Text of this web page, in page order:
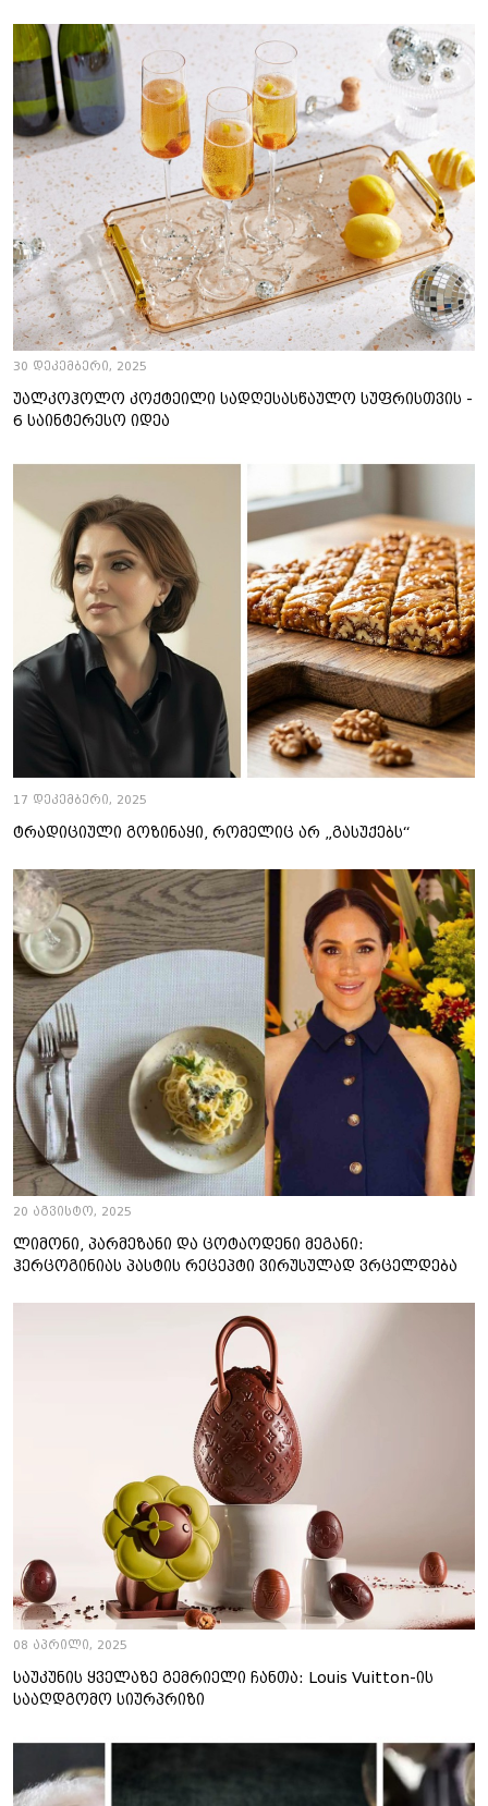
30 დეკემბერი, 2025
უალკოჰოლო კოქტეილი სადღესასწაულო სუფრისთვის -
6 საინტერესო იდეა
17 დეკემბერი, 2025
ტრადიციული გოზინაყი, რომელიც არ „გასუქებს“
20 აგვისტო, 2025
ლიმონი, პარმეზანი და ცოტაოდენი მეგანი:
ჰერცოგინიას პასტის რეცეპტი ვირუსულად ვრცელდება
08 აპრილი, 2025
საუკუნის ყველაზე გემრიელი ჩანთა: Louis Vuitton-ის
სააღდგომო სიურპრიზი